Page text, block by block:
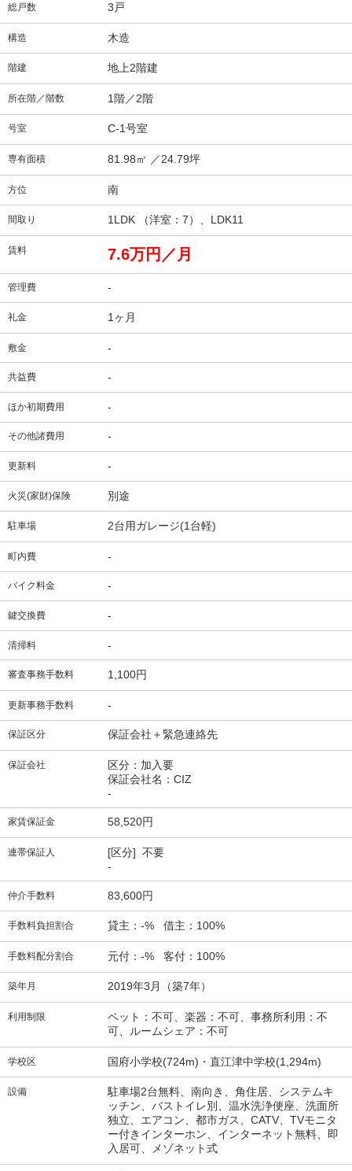
総戸数 3戸
構造 木造
階建 地上2階建
所在階／階数 1階／2階
号室 C-1号室
専有面積 81.98㎡ ／24.79坪
方位 南
間取り 1LDK （洋室：7）、LDK11
賃料 7.6万円／月
管理費 -
礼金 1ヶ月
敷金 -
共益費 -
ほか初期費用 -
その他諸費用 -
更新料 -
火災(家財)保険 別途
駐車場 2台用ガレージ(1台軽)
町内費 -
バイク料金 -
鍵交換費 -
清掃料 -
審査事務手数料 1,100円
更新事務手数料 -
保証区分 保証会社＋緊急連絡先
保証会社
区分：加入要
保証会社名：CIZ
-
家賃保証金 58,520円
連帯保証人
[区分] 不要
-
仲介手数料 83,600円
手数料負担割合 貸主：-% 借主：100%
手数料配分割合 元付：-% 客付：100%
築年月 2019年3月（築7年）
利用制限
ペット：不可、楽器：不可、事務所利用：不
可、ルームシェア：不可
学校区 国府小学校(724m)・直江津中学校(1,294m)
設備
駐車場2台無料、南向き、角住居、システムキ
ッチン、バストイレ別、温水洗浄便座、洗面所
独立、エアコン、都市ガス、CATV、TVモニタ
ー付きインターホン、インターネット無料、即
入居可、メゾネット式